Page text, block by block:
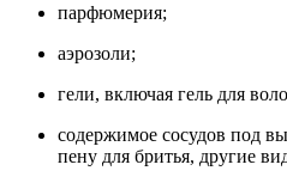
парфюмерия;
аэрозоли;
гели, включая гель для
содержимое сосудов под
пену для бритья, другие